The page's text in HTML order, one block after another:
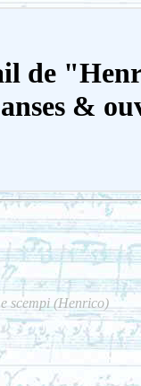
de
&
scempi (Henrico)